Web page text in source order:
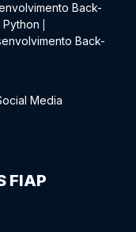
Back-
Back-
Media
FIAP